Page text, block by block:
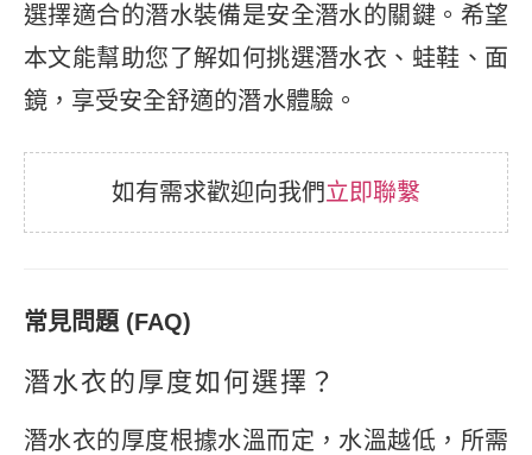
選擇適合的潛水裝備是安全潛水的關鍵。希望
本文能幫助您了解如何挑選潛水衣、蛙鞋、面
鏡，享受安全舒適的潛水體驗。
如有需求歡迎向我們 立即聯繫
常見問題 (FAQ)
潛水衣的厚度如何選擇？
潛水衣的厚度根據水溫而定，水溫越低，所需